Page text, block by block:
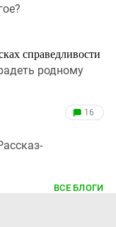
справедливости
родному
16
ВСЕ БЛОГИ